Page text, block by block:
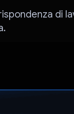
di